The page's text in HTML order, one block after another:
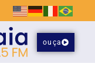
ouça